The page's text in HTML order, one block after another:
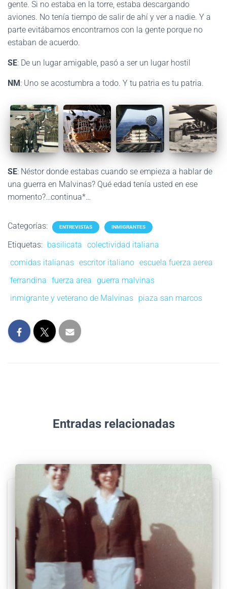
gente. Si no estaba en la torre, estaba descargando
aviones. No tenía tiempo de salir de ahí y ver a nadie. Y a
parte evitábamos encontrarnos con la gente porque no
estaban de acuerdo.
SE: De un lugar amigable, pasó a ser un lugar hostil
NM: Uno se acostumbra a todo. Y tu patria es tu patria.
SE: Néstor donde estabas cuando se empieza a hablar de
una guerra en Malvinas? Qué edad tenía usted en ese
momento?…continua*…
Categorías: ENTREVISTAS INMIGRANTES
Etiquetas: basilicata colectividad italiana
comidas italianas escritor italiano escuela fuerza aerea
ferrandina fuerza area guerra malvinas
inmigrante y veterano de Malvinas piaza san marcos
Entradas relacionadas